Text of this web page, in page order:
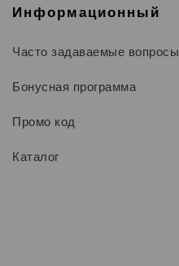
Информационный
Часто задаваемые вопросы
Бонусная программа
Промо код
Каталог